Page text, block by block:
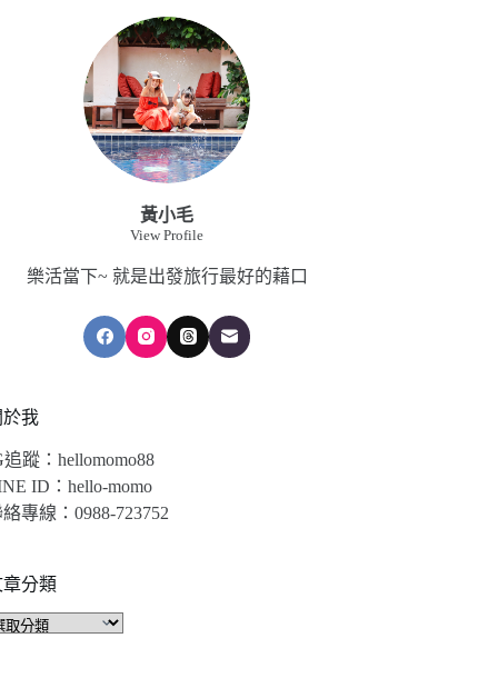
黃小毛
View Profile
樂活當下~ 就是出發旅行最好的藉口
於我
追蹤：hellomomo88
ID：hello-momo
專線：0988-723752
分類